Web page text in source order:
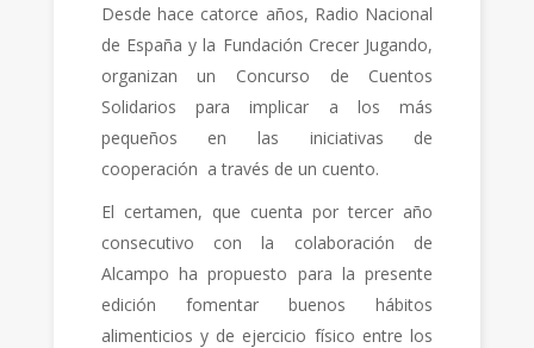
Desde hace catorce años, Radio Nacional
de España y la Fundación Crecer Jugando,
organizan un Concurso de Cuentos
Solidarios para implicar a los más
pequeños en las iniciativas de
cooperación a través de un cuento.
El certamen, que cuenta por tercer año
consecutivo con la colaboración de
Alcampo ha propuesto para la presente
edición fomentar buenos hábitos
alimenticios y de ejercicio físico entre los